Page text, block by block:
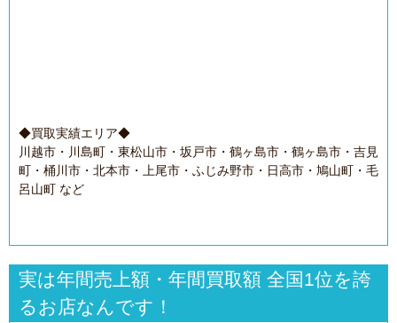
◆買取実績エリア◆
川越市・川島町・東松山市・坂戸市・鶴ヶ島市・鶴ヶ島市・吉見
町・桶川市・北本市・上尾市・ふじみ野市・日高市・鳩山町・毛
呂山町 など
実は年間売上額・年間買取額 全国1位を誇
るお店なんです！